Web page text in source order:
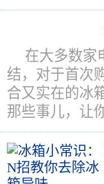
在大多数家
结，对于首次
合又实在的冰
那些事儿，让